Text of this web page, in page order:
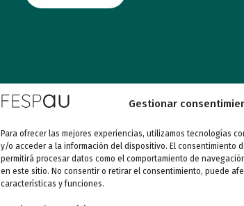
Gestionar
Para ofrecer las mejores experiencias, utilizamos tecnologías
y/o acceder a la información del dispositivo. El consentimiento
permitirá procesar datos como el comportamiento de
en este sitio. No consentir o retirar el consentimiento, puede
características y funciones.